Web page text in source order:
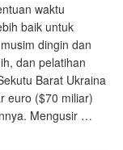
waktu
baik untuk
dingin dan
dan pelatihan
Barat Ukraina
euro ($70 miliar)
Mengusir …